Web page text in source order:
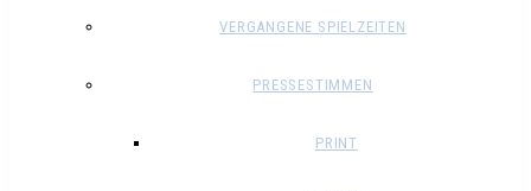
VERGANGENE SPIELZEITEN
PRESSESTIMMEN
PRINT